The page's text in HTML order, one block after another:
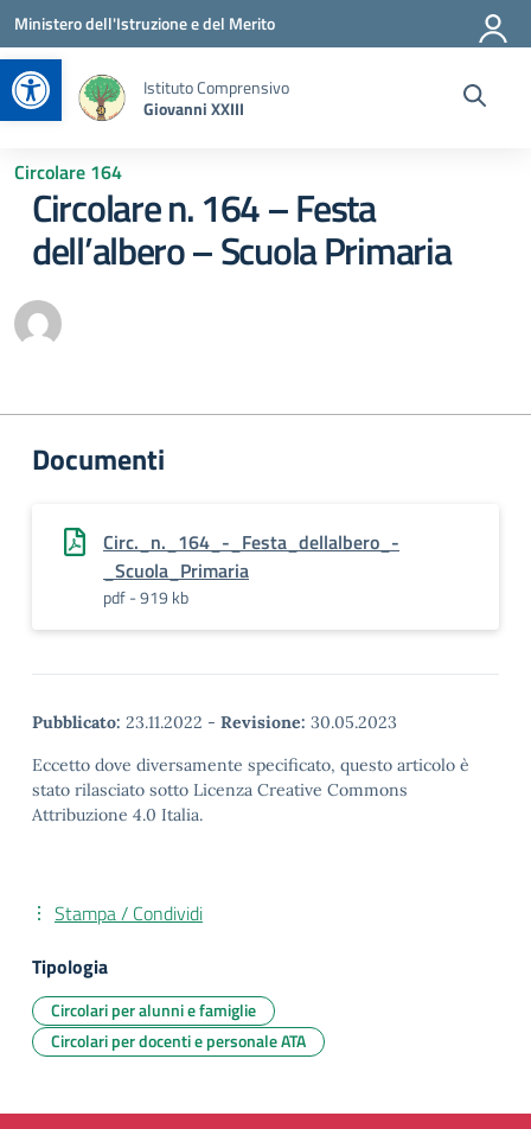
Apri la barra degli strumenti
Vai ai contenuti
Vai al menu di navigazione
Vai al footer
Ministero dell'Istruzione e del Merito
Istituto Comprensivo
Giovanni XXIII
Circolare 164
Circolare n. 164 – Festa
dell’albero – Scuola Primaria
Documenti
Circ._n._164_-_Festa_dellalbero_-
_Scuola_Primaria
pdf - 919 kb
Pubblicato: 23.11.2022 - Revisione: 30.05.2023
Eccetto dove diversamente specificato, questo articolo è
stato rilasciato sotto Licenza Creative Commons
Attribuzione 4.0 Italia.
Stampa / Condividi
Tipologia
Circolari per alunni e famiglie
Circolari per docenti e personale ATA